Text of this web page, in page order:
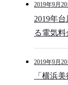
2019年9月20
2019年
る電気
2019年9月20
「横浜